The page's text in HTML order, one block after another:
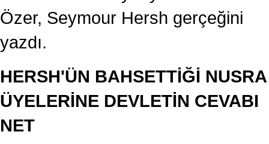
Özer, Seymour Hersh gerçeğini
yazdı.
HERSH'ÜN BAHSETTİĞİ NUSRA
ÜYELERİNE DEVLETİN CEVABI
NET